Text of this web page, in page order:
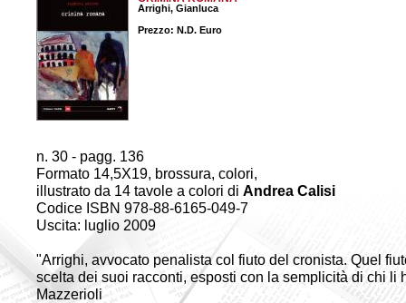
Arrighi, Gianluca
Prezzo: N.D. Euro
n. 30 - pagg. 136
Formato 14,5X19, brossura, colori,
illustrato da 14 tavole a colori di Andrea Calisi
Codice ISBN 978-88-6165-049-7
Uscita: luglio 2009
"Arrighi, avvocato penalista col fiuto del cronista. Quel
scelta dei suoi racconti, esposti con la semplicità di chi li
Mazzerioli